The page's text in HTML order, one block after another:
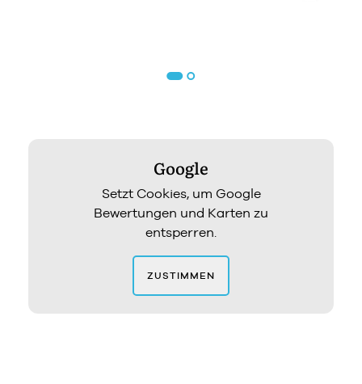
Google
Setzt Cookies, um Google
Bewertungen und Karten zu
entsperren.
ZUSTIMMEN